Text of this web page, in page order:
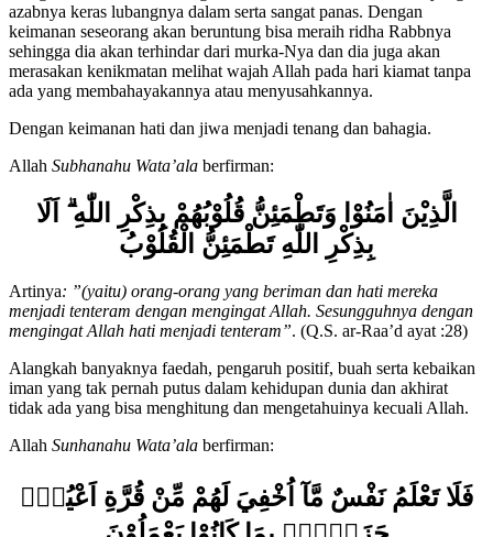
Dengan keimanan seseorang akan terselamatkan dari neraka yang
azabnya keras lubangnya dalam serta sangat panas. Dengan
keimanan seseorang akan beruntung bisa meraih ridha Rabbnya
sehingga dia akan terhindar dari murka-Nya dan dia juga akan
merasakan kenikmatan melihat wajah Allah pada hari kiamat tanpa
الَّذِيْنَ اٰمَنُوْا وَتَطْمَئِنُّ قُلُوْبُهُمْ بِذِكْرِ اللّٰهِ ۗ اَلَا
بِذِكْرِ اللّٰهِ تَطْمَئِنُّ الْقُلُوْبُ
Artinya: ”(yaitu) orang-orang yang beriman dan hati mereka
menjadi tenteram dengan mengingat Allah. Sesungguhnya dengan
Alangkah banyaknya faedah, pengaruh positif, buah serta kebaikan
iman yang tak pernah putus dalam kehidupan dunia dan akhirat
فَلَا تَعْلَمُ نَفْسٌ مَّآ اُخْفِيَ لَهُمْ مِّنْ قُرَّةِ اَعْيُنٍۚ